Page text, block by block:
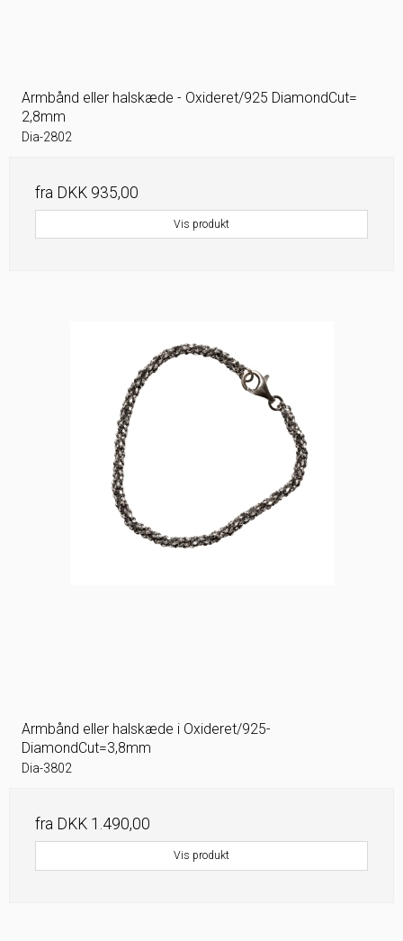
Armbånd eller halskæde - Oxideret/925 DiamondCut=
2,8mm
Dia-2802
fra DKK 935,00
Vis produkt
Armbånd eller halskæde i Oxideret/925-
DiamondCut=3,8mm
Dia-3802
fra DKK 1.490,00
Vis produkt